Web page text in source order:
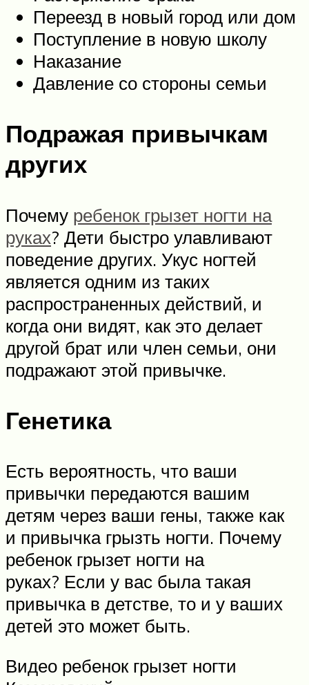
Переезд в новый город или дом
Поступление в новую школу
Наказание
Давление со стороны семьи
Подражая привычкам
других
Почему ребенок грызет ногти на
руках? Дети быстро улавливают
поведение других. Укус ногтей
является одним из таких
распространенных действий, и
когда они видят, как это делает
другой брат или член семьи, они
подражают этой привычке.
Генетика
Есть вероятность, что ваши
привычки передаются вашим
детям через ваши гены, также как
и привычка грызть ногти. Почему
ребенок грызет ногти на
руках? Если у вас была такая
привычка в детстве, то и у ваших
детей это может быть.
Видео ребенок грызет ногти